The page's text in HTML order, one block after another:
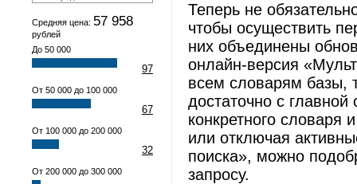
Средняя цена: 57 958
рублей
До 50 000
97
От 50 000 до 100 000
67
От 100 000 до 200 000
32
От 200 000 до 300 000
Теперь не
чтобы осуществить
них объединены
онлайн-версия
всем словарям базы,
достаточно с главной
конкретного словаря
или отключая
поиска», можно
запросу.